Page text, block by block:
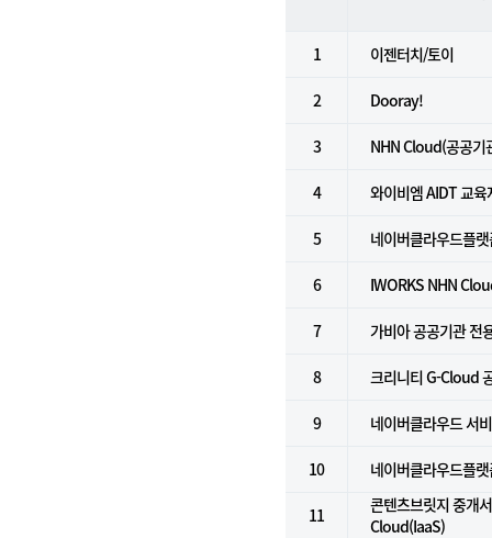
1 이젠터치/토이
2 Dooray!
3 NHN Cloud(공공기
4 와이비엠 AIDT 교육
5 네이버클라우드플
6 IWORKS NHN
7 가비아 공공기관 전
8 크리니티 G-Cloud
9 네이버클라우드 서
10 네이버클라우드플
11
콘텐츠브릿지 중개
Cloud(IaaS)